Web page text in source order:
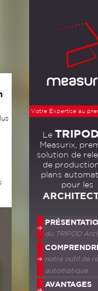
Votre Expertise au
Le
Measurix,
solution de
de
plans
pour les
du TRIPOD
notre outil de
automatique
AVANTAGES